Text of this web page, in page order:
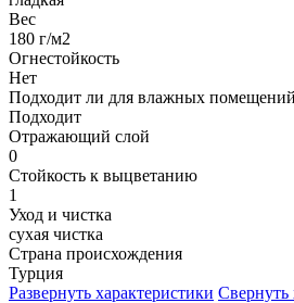
Вес
180 г/м2
Огнестойкость
Нет
Подходит ли для влажных помещений
Подходит
Отражающий слой
0
Стойкость к выцветанию
1
Уход и чистка
сухая чистка
Страна происхождения
Турция
Развернуть характеристики Свернуть